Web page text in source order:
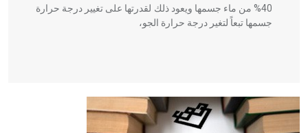
40% من ماء جسمها ويعود ذلك لقدرتها على تغيير درجة حرارة
جسمها تبعاً لتغير درجة حرارة الجو،
- هل تعلم أن أبقراط كتب في الطب أربعة مؤلفات هي:
الحكم، الأدلة، تنظيم التغذية، ورسالته في جروح الرأس. ويعود
له الفضل بأنه حرر الطب من الدين والفلسفة.